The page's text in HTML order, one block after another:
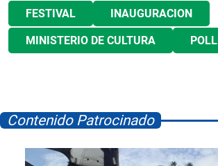
FESTIVAL INAUGURACION
MINISTERIO DE CULTURA
Contenido Patrocinado